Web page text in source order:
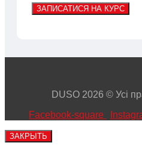
ЗАПИСАТИСЯ НА КУРС
DUSO 2026 © Усі
Facebook-square
ЗАКРЫТЬ